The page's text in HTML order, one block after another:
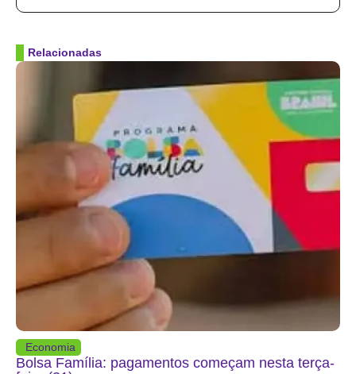
Relacionadas
Economia
Bolsa Família: pagamentos começam nesta terça-